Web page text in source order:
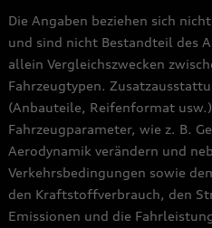
Die Angaben beziehen sich
und sind nicht Bestandteil des
allein Vergleichszwecken
Fahrzeugtypen.
(Anbauteile, Reifenformat
Fahrzeugparameter, wie z. B.
Aerodynamik verändern und
Verkehrsbedingungen sowie
den Kraftstoffverbrauch, den
Emissionen und die